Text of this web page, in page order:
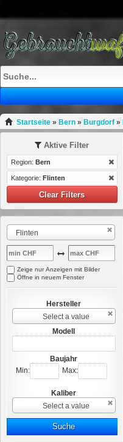
Startseite» Bern» Burgdorf»
Aktive Filter
Region: Bern
Kategorie: Flinten
Clear Filters
Flinten
Zeige nur Anzeigen mit Bilder
Öffne in neuem Fenster
Hersteller
Select a value
Modell
Baujahr
Min:
Max:
Kaliber
Select a value
Suche